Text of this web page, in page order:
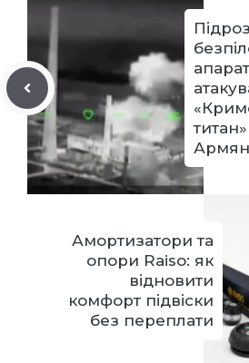
Амортизатори та
опори Raiso: як
відновити
комфорт підвіски
без переплати